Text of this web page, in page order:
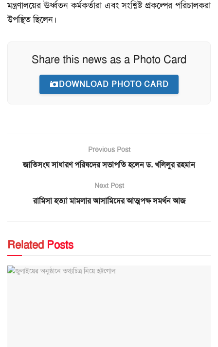
মন্ত্রণালয়ের ঊর্ধ্বতন কর্মকর্তারা এবং সংশ্লিষ্ট প্রকল্পের পরিচালকরা
উপস্থিত ছিলেন।
Share this news as a Photo Card
DOWNLOAD PHOTO CARD
Previous Post
জাতিসংঘ সাধারণ পরিষদের সভাপতি হলেন ড. খলিলুর রহমান
Next Post
রামিসা হত্যা মামলার আসামিদের আত্মপক্ষ সমর্থন আজ
Related Posts